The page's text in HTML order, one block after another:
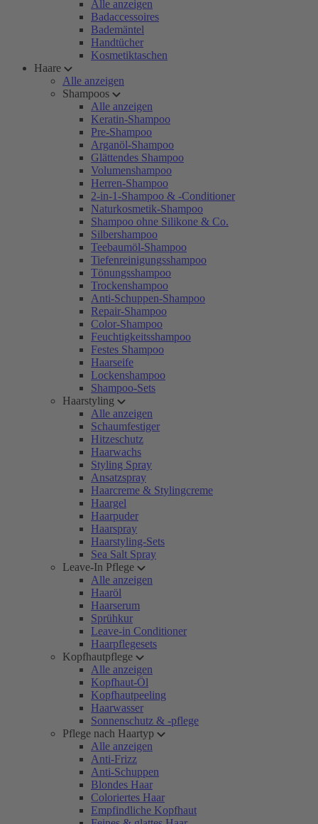
Alle anzeigen
Badaccessoires
Bademäntel
Handtücher
Kosmetiktaschen
Haare
Alle anzeigen
Shampoos
Alle anzeigen
Keratin-Shampoo
Pre-Shampoo
Arganöl-Shampoo
Glättendes Shampoo
Volumenshampoo
Herren-Shampoo
2-in-1-Shampoo & -Conditioner
Naturkosmetik-Shampoo
Shampoo ohne Silikone & Co.
Silbershampoo
Teebaumöl-Shampoo
Tiefenreinigungsshampoo
Tönungsshampoo
Trockenshampoo
Anti-Schuppen-Shampoo
Repair-Shampoo
Color-Shampoo
Feuchtigkeitsshampoo
Festes Shampoo
Haarseife
Lockenshampoo
Shampoo-Sets
Haarstyling
Alle anzeigen
Schaumfestiger
Hitzeschutz
Haarwachs
Styling Spray
Ansatzspray
Haarcreme & Stylingcreme
Haargel
Haarpuder
Haarspray
Haarstyling-Sets
Sea Salt Spray
Leave-In Pflege
Alle anzeigen
Haaröl
Haarserum
Sprühkur
Leave-in Conditioner
Haarpflegesets
Kopfhautpflege
Alle anzeigen
Kopfhaut-Öl
Kopfhautpeeling
Haarwasser
Sonnenschutz & -pflege
Pflege nach Haartyp
Alle anzeigen
Anti-Frizz
Anti-Schuppen
Blondes Haar
Coloriertes Haar
Empfindliche Kopfhaut